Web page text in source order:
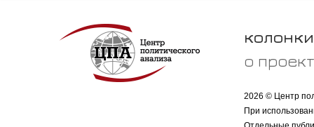
колонки
о
2026 © Центр
При